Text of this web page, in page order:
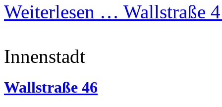
Weiterlesen … Wallstraße
Innenstadt
Wallstraße 46